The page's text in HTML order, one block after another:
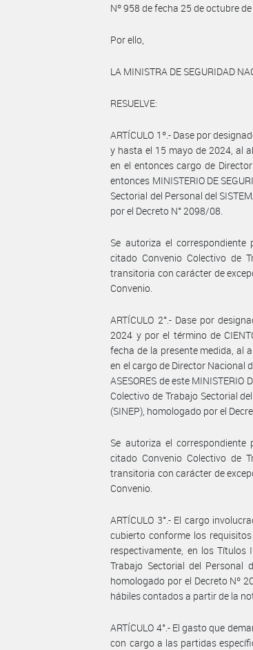
Nº 958 de fecha 25 de octubre
Por ello,
LA MINISTRA DE SEGURIDAD
RESUELVE:
ARTÍCULO 1º.- Dase por
y hasta el 15 mayo de 2024, al
en el entonces cargo de
entonces MINISTERIO DE
Sectorial del Personal del
por el Decreto N° 2098/08.
Se autoriza el correspondiente
citado Convenio Colectivo de
transitoria con carácter de
Convenio.
ARTÍCULO 2°.- Dase por
2024 y por el término de
fecha de la presente medida, al
en el cargo de Director Nacional
ASESORES de este MINISTERIO
Colectivo de Trabajo Sectorial
(SINEP), homologado por el
Se autoriza el correspondiente
citado Convenio Colectivo de
transitoria con carácter de
Convenio.
ARTÍCULO 3°.- El cargo
cubierto conforme los
respectivamente, en los Títulos
Trabajo Sectorial del Personal
homologado por el Decreto Nº
hábiles contados a partir de la
ARTÍCULO 4°.- El gasto que
con cargo a las partidas